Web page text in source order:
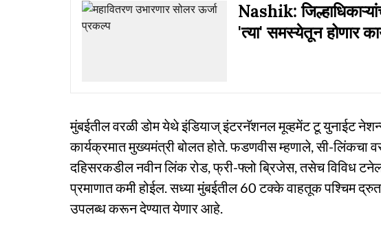
Nashik:
'त्या' समस्येतून होणार
मुंबईतील वरळी डोम येथे इंडियाज् इंटरनॅशनल मूव्हमेंट टू युनाईट
कार्यक्रमात मुख्यमंत्री बोलत होते. फडणवीस म्हणाले, सी-लिंकचा
दहिसरकडील नवीन लिंक रोड, फ्री-फ्लो ब्रिजेस, तसेच विविध
प्रमाणात कमी होईल. सध्या मुंबईतील 60 टक्के वाहतूक पश्चिम
उपलब्ध करून देण्यात येणार आहे.